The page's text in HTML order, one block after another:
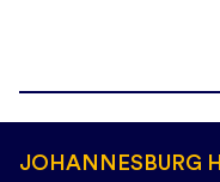
JOHANNESBURG